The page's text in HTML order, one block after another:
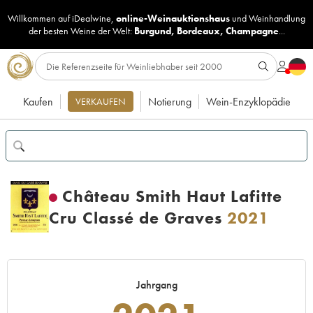
Willkommen auf iDealwine, online-Weinauktionshaus undWeinhandlung
der besten Weine der Welt: Burgund, Bordeaux, Champagne...
Kaufen VERKAUFEN Notierung Wein-Enzyklopädie
Château Smith Haut Lafitte
Cru Classé de Graves 2021
Jahrgang